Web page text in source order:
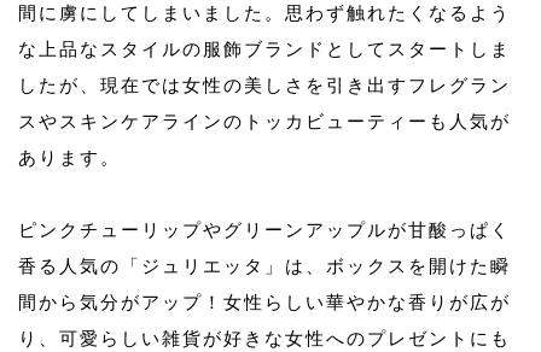
間に虜にしてしまいました。思わず触れたくなるよう
な上品なスタイルの服飾ブランドとしてスタートしま
したが、現在では女性の美しさを引き出すフレグラン
スやスキンケアラインのトッカビューティーも人気が
あります。
ピンクチューリップやグリーンアップルが甘酸っぱく
香る人気の「ジュリエッタ」は、ボックスを開けた瞬
間から気分がアップ！女性らしい華やかな香りが広が
り、可愛らしい雑貨が好きな女性へのプレゼントにも